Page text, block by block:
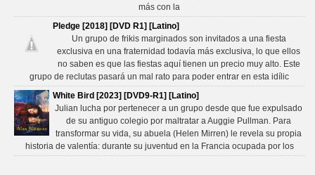
más con la
Pledge [2018] [DVD R1] [Latino]
Un grupo de frikis marginados son invitados a una fiesta
exclusiva en una fraternidad todavía más exclusiva, lo que ellos
no saben es que las fiestas aquí tienen un precio muy alto. Este
grupo de reclutas pasará un mal rato para poder entrar en esta idílic
White Bird [2023] [DVD9-R1] [Latino]
Julian lucha por pertenecer a un grupo desde que fue expulsado
de su antiguo colegio por maltratar a Auggie Pullman. Para
transformar su vida, su abuela (Helen Mirren) le revela su propia
historia de valentía: durante su juventud en la Francia ocupada por los